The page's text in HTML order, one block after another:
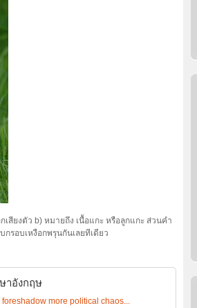
สียงตัว b) หมายถึง เนื้อแกะ หรือลูกแกะ ส่วนคำ
รอบเหงือกพรุนกันเลยทีเดียว
าอังกฤษ
foreshadow more political chaos...